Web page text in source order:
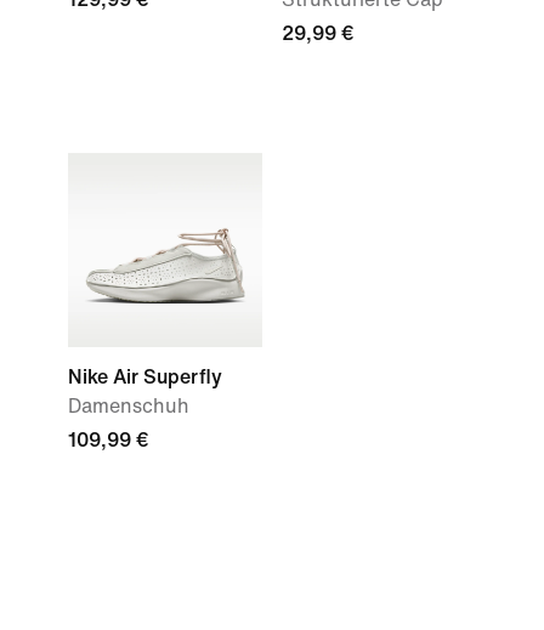
29,99 €
Nike Air Superfly
Damenschuh
109,99 €